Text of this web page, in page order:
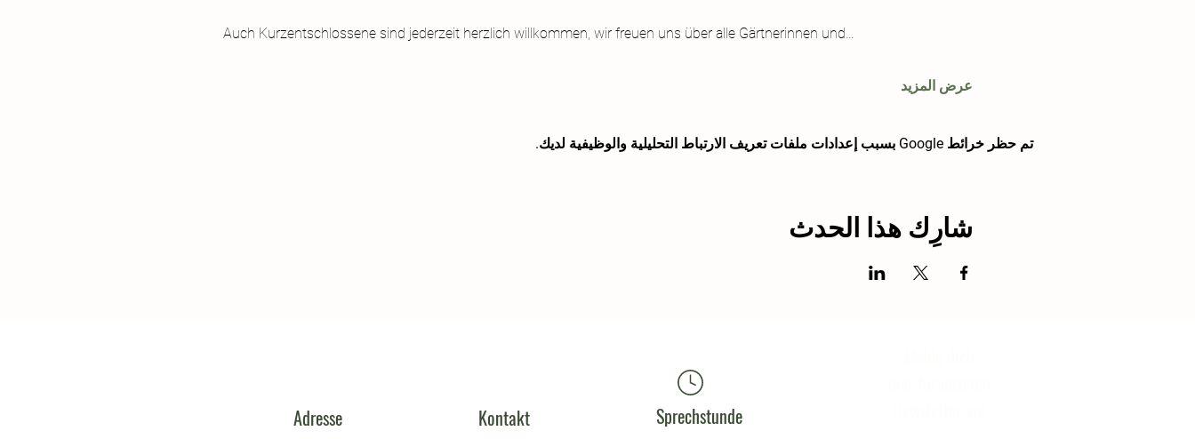
Auch Kurzentschlossene sind jederzeit herzlich willkommen, wir freuen uns über alle Gärtnerinnen und…
عرض المزيد
تم حظر خرائط Google بسبب إعدادات ملفات تعريف الارتباط التحليلية والوظيفية لديك.
شارِك هذا الحدث
Adresse Kontakt Sprechstunde